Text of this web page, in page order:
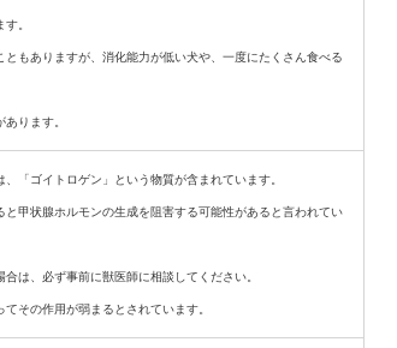
。
もありますが、消化能力が低い犬や、一度にたくさん食べる
ります。
「ゴイトロゲン」という物質が含まれています。
と甲状腺ホルモンの生成を阻害する可能性があると言われてい
は、必ず事前に獣医師に相談してください。
その作用が弱まるとされています。